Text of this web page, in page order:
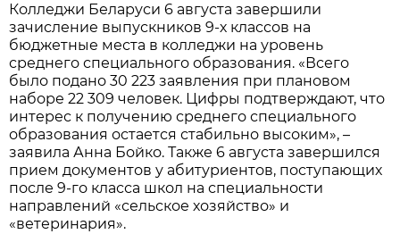
Колледжи Беларуси 6 августа завершили
зачисление выпускников 9-х классов на
бюджетные места в колледжи на уровень
среднего специального образования. «Всего
было подано 30 223 заявления при плановом
наборе 22 309 человек. Цифры подтверждают, что
интерес к получению среднего специального
образования остается стабильно высоким», –
заявила Анна Бойко. Также 6 августа завершился
прием документов у абитуриентов, поступающих
после 9-го класса школ на специальности
направлений «сельское хозяйство» и
«ветеринария».